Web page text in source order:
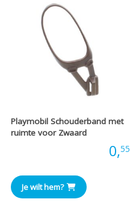
Playmobil Schouderband met
ruimte voor Zwaard
0,55
Je wilt hem?